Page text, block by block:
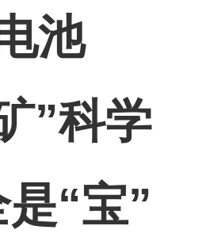
池
”科学
“宝”